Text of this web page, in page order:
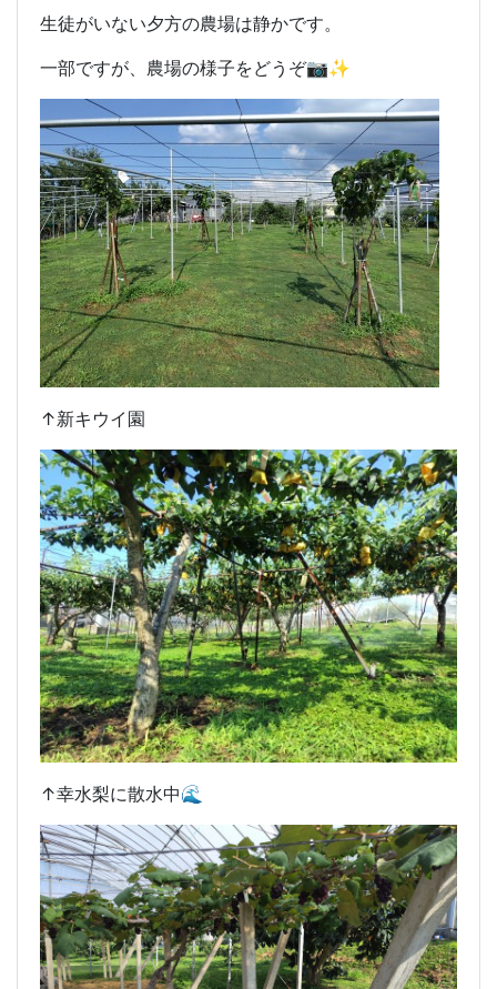
生徒がいない夕方の農場は静かです。
一部ですが、農場の様子をどうぞ📷️✨
↑新キウイ園
↑幸水梨に散水中🌊